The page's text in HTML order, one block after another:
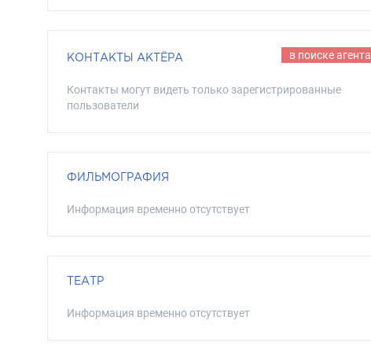
КОНТАКТЫ АКТЁРА в поиске агента
Контакты могут видеть только зарегистрированные
пользователи
ФИЛЬМОГРАФИЯ
Информация временно отсутствует
ТЕАТР
Информация временно отсутствует